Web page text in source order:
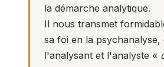
la démarche analytique.
Il nous transmet
sa foi en la psychanalyse,
l'analysant et l'analyste «